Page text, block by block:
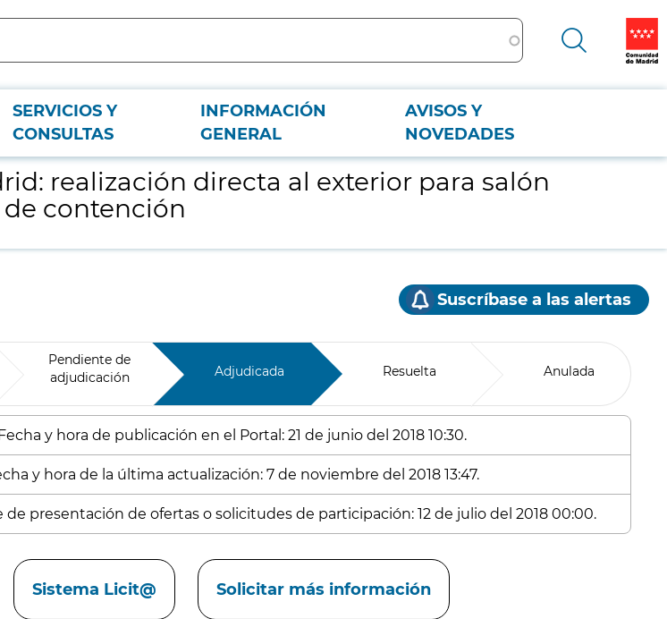
SERVICIOS Y
CONSULTAS
INFORMACIÓN
GENERAL
AVISOS Y
NOVEDADES
y ejecución de nuevos muros de contención
realización directa al exterior para salón
contención
Suscríbase a las alertas
Pendiente de
adjudicación
Adjudicada Resuelta Anulada
y hora de publicación en el Portal: 21 de junio del 2018 10:30.
y hora de la última actualización: 7 de noviembre del 2018 13:47.
de presentación de ofertas o solicitudes de participación: 12 de julio del 2018 00:00.
Sistema Licit@
Solicitar más información